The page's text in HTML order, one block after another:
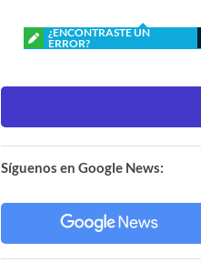
¿ENCONTRASTE UN
ERROR?
Síguenos en Google News: